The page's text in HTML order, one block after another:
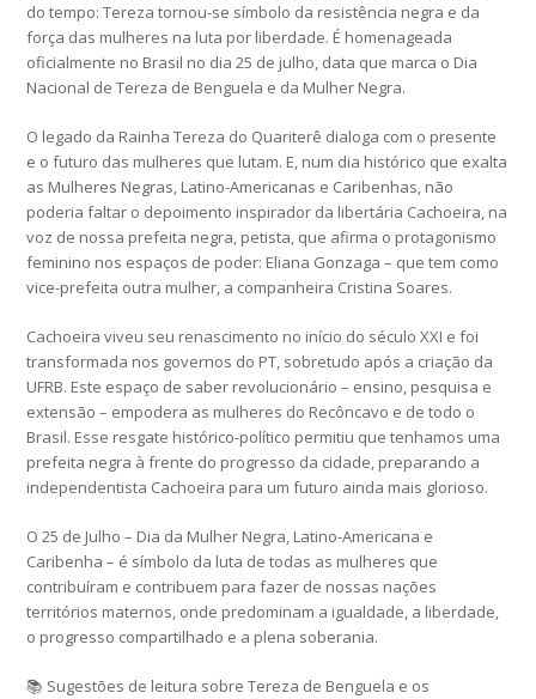
do tempo: Tereza tornou-se símbolo da resistência negra e da
força das mulheres na luta por liberdade. É homenageada
oficialmente no Brasil no dia 25 de julho, data que marca o Dia
Nacional de Tereza de Benguela e da Mulher Negra.
O legado da Rainha Tereza do Quariterê dialoga com o presente
e o futuro das mulheres que lutam. E, num dia histórico que exalta
as Mulheres Negras, Latino-Americanas e Caribenhas, não
poderia faltar o depoimento inspirador da libertária Cachoeira, na
voz de nossa prefeita negra, petista, que afirma o protagonismo
feminino nos espaços de poder: Eliana Gonzaga – que tem como
vice-prefeita outra mulher, a companheira Cristina Soares.
Cachoeira viveu seu renascimento no início do século XXI e foi
transformada nos governos do PT, sobretudo após a criação da
UFRB. Este espaço de saber revolucionário – ensino, pesquisa e
extensão – empodera as mulheres do Recôncavo e de todo o
Brasil. Esse resgate histórico-político permitiu que tenhamos uma
prefeita negra à frente do progresso da cidade, preparando a
independentista Cachoeira para um futuro ainda mais glorioso.
O 25 de Julho – Dia da Mulher Negra, Latino-Americana e
Caribenha – é símbolo da luta de todas as mulheres que
contribuíram e contribuem para fazer de nossas nações
territórios maternos, onde predominam a igualdade, a liberdade,
o progresso compartilhado e a plena soberania.
📚 Sugestões de leitura sobre Tereza de Benguela e os